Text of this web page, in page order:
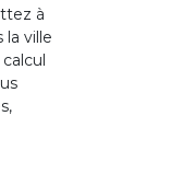
à
ville